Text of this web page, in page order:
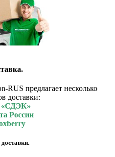
RUS предлагает несколько
доставки:
«СДЭК»
России